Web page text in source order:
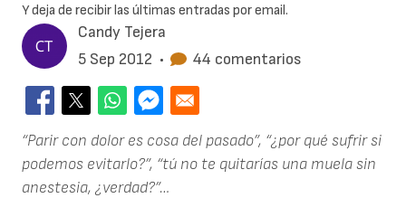
Candy Tejera
5 Sep 2012 • 44 comentarios
“Parir con dolor es cosa del pasado”, “¿por qué sufrir si
podemos evitarlo?”, “tú no te quitarías una muela sin
anestesia, ¿verdad?”…
Y deja de recibir las últimas entradas por email.